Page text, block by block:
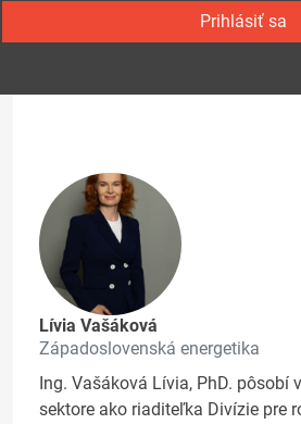
Prihlásiť sa
Lívia Vašáková
Západoslovenská energetika
Ing. Vašáková Lívia, PhD. pôsobí
sektore ako riaditeľka Divízie pre